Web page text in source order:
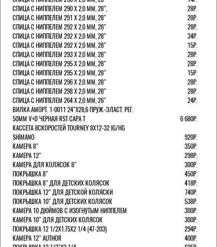
СПИЦА С НИППЕЛЕМ 290 Х 2,0 ММ, 28",
28Р.
СПИЦА С НИППЕЛЕМ 291 Х 2,0 ММ, 28"
28Р.
СПИЦА С НИППЕЛЕМ 292 Х 2,0 ММ, 28"
28Р.
СПИЦА С НИППЕЛЕМ 292 Х 2,0 ММ, 28"
34Р.
СПИЦА С НИППЕЛЕМ 292 Х 2,0 ММ, 28"
15Р.
СПИЦА С НИППЕЛЕМ 293 Х 2,0 ММ, 28"
28Р.
СПИЦА С НИППЕЛЕМ 295 Х 2,0 ММ, 28"
28Р.
СПИЦА С НИППЕЛЕМ 295 Х 2,0 ММ, 28"
15Р.
СПИЦА С НИППЕЛЕМ 296 Х 2,0 ММ, 28"
28Р.
СПИЦА С НИППЕЛЕМ 298 Х 2,0 ММ, 28"
28Р.
СПИЦА С НИППЕЛЕМ 264 Х 2,0 ММ, 26"
24Р.
ВИЛКА АМОРТ. 1-0011 24"Х28,6 ПРУЖ.-ЭЛАСТ. РЕГ.
50ММ V+D ЧЕРНАЯ RST CAPA Т
6 680Р.
КАССЕТА 8СКОРОСТЕЙ TOURNEY 8Х12-32 IG/HG
SHIMANO
920Р.
КАМЕРА 8"
350Р.
КАМЕРА 12"
298Р.
КАМЕРА ДЛЯ КОЛЯСОК 8"
300Р.
ПОКРЫШКА 8"
450Р.
ПОКРЫШКА 8" ДЛЯ ДЕТСКИХ КОЛЯСОК
418Р.
ПОКРЫШКА 12" ДЛЯ ДЕТСКОЙ КОЛЯСКИ
740Р.
ПОКРЫШКА 10" ДЛЯ ДЕТСКИХ КОЛЯСОК
538Р.
КАМЕРА 10 ДЮЙМОВ С ИЗОГНУТЫМ НИППЕЛЕМ
300Р.
КАМЕРА 10" ДЛЯ ДЕТСКИХ КОЛЯСОК
300Р.
ПОКРЫШКА 12 1/2X1.75X2 1/4 (47-203)
294Р.
КАМЕРА 12" AUTHOR
400Р.